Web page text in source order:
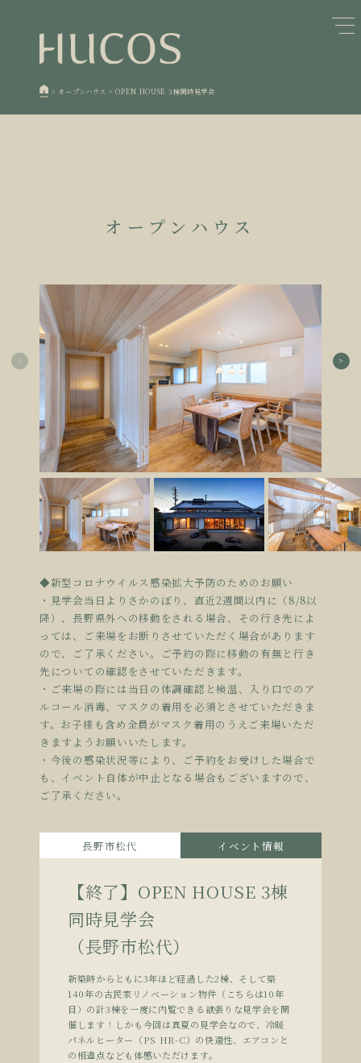
日本森林と循環
欧州住宅の文化と日本の現在地
廃棄物について知る
1 蓄熱するパッシブデザイン
2 自然素材の温もりと快適性を実現
活かすリノベーション
> オープンハウス >OPEN HOUSE 3棟同時見学会
オープンハウス
◆新型コロナウイルス感染拡大予防のためのお願い
・見学会当日よりさかのぼり、直近2週間以内に（8/8以
降）、長野県外への移動をされる場合、その行き先によ
っては、ご来場をお断りさせていただく場合があります
ので、ご了承ください。ご予約の際に移動の有無と行き
先についての確認をさせていただきます。
・ご来場の際には当日の体調確認と検温、入り口でのア
ルコール消毒、マスクの着用を必須とさせていただきま
す。お子様も含め全員がマスク着用のうえご来場いただ
きますようお願いいたします。
・今後の感染状況等により、ご予約をお受けした場合で
も、イベント自体が中止となる場合もございますので、
ご了承ください。
長野市松代 イベント情報
【終了】OPEN HOUSE 3棟
同時見学会
（長野市松代）
新築時からともに3年ほど経過した2棟、そして築
140年の古民家リノベーション物件（こちらは10年
目）の計3棟を一度に内覧できる欲張りな見学会を開
催します！しかも今回は真夏の見学会なので、冷暖
パネルヒーター（PS HR-C）の快適性、エアコンと
の相違点なども体感いただけます。